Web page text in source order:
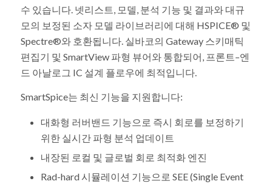
수 있습니다. 넷리스트, 모델, 분석 기능 및 결과와 대규
모의 보정된 소자 모델 라이브러리에 대해 HSPICE® 및
Spectre®와 호환됩니다. 실바코의 Gateway 스키매틱
편집기 및 SmartView 파형 뷰어와 통합되어, 프론트–엔
드 아날로그 IC 설계 플로우에 최적입니다.
SmartSpice는 최신 기능을 지원합니다:
대화형 러버밴드 기능으로 즉시 회로를 보정하기
위한 실시간 파형 분석 업데이트
내장된 로컬 및 글로벌 회로 최적화 엔진
Rad-hard 시뮬레이션 기능으로 SEE (Single Event